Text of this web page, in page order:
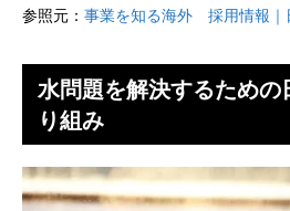
参照元： 事業を知る海外 採用情報｜
水問題を解決するための
り組み